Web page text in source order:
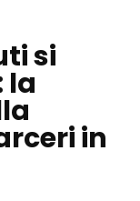
si
la
in